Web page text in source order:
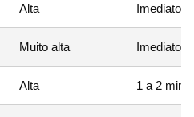
Alta Imediato
Muito alta Imediato
Alta 1 a 2